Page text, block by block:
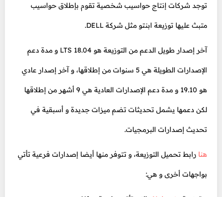
توجد شركات إنتاج حواسيب شخصية تقوم بإطلاق حواسيب
متبث عليها توزيعة ابنتو مثل شركة DELL.
آخر إصدار طويل الدعم من التوزيعة هو 18.04 LTS و مدة دعم
الإصدارات الطويلة هي 5 سنوات من إطلاقها، و آخر إصدار عادي
هو 19.10 و مدة دعم الإصدارات العادية هي 9 أشهر من إطلاقها
لكن دعمها يشمل تحديثات تضم ميزات جديدة و أسبقية في
تحديث إصدارات البرمجيات.
هنا رابط تحميل التوزيعة، و تتوفر منها أيضا إصدارات فرعية تأتي
بواجهات أخرى و هي: